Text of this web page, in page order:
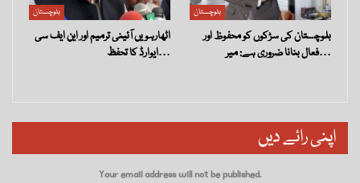
بلوچستان
اٹھارہویں آئینی ترمیم اور این ایف سی
ایوارڈ کا تحفظ…
بلوچستان
بلوچستان کی سڑکوں کو محفوظ اور
فعال بنانا ضروری ہے: میر…
اپنی رائے دیں
Your email address will not be published.